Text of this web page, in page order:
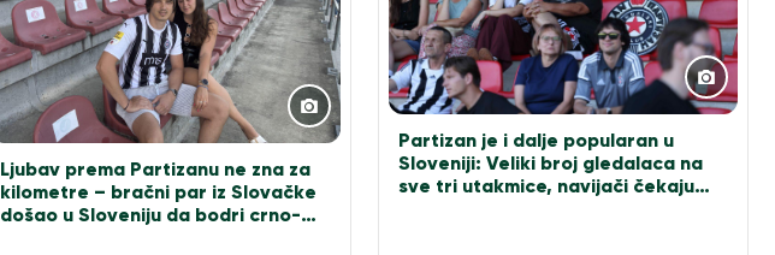
Ljubav prema Partizanu ne zna za
kilometre – bračni par iz Slovačke
došao u Sloveniju da bodri crno-
Partizan je i dalje popularan u
Sloveniji: Veliki broj gledalaca na
sve tri utakmice, navijači čekaju